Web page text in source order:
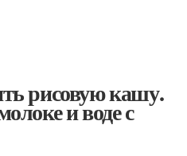
рисовую кашу.
и воде с